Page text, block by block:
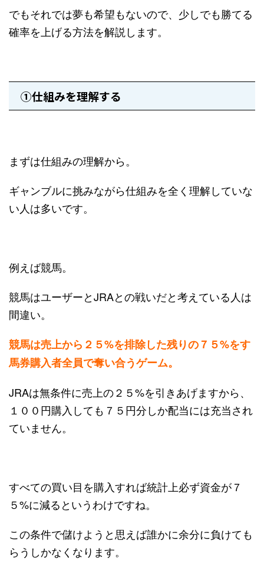
でもそれでは夢も希望もないので、少しでも勝てる
確率を上げる方法を解説します。
①仕組みを理解する
まずは仕組みの理解から。
ギャンブルに挑みながら仕組みを全く理解していな
い人は多いです。
例えば競馬。
競馬はユーザーとJRAとの戦いだと考えている人は
間違い。
競馬は売上から２５%を排除した残りの７５%をす
馬券購入者全員で奪い合うゲーム。
JRAは無条件に売上の２５%を引きあげますから、
１００円購入しても７５円分しか配当には充当され
ていません。
すべての買い目を購入すれば統計上必ず資金が７
５%に減るというわけですね。
この条件で儲けようと思えば誰かに余分に負けても
らうしかなくなります。